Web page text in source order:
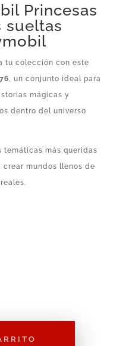
Princesas
sueltas
tu colección con este
, un conjunto ideal para
mágicas y
dentro del universo
temáticas más queridas
mundos llenos de